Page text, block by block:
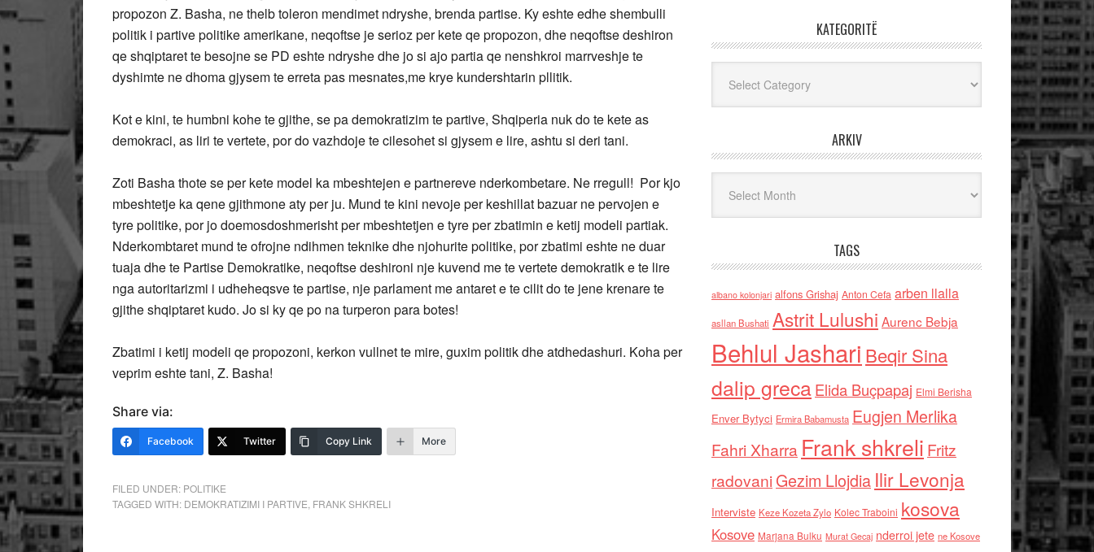
propozon Z. Basha, ne thelb toleron mendimet ndryshe, brenda partise. Ky eshte edhe shembulli
politik i partive politike amerikane, neqoftse je serioz per kete qe propozon, dhe neqoftse deshiron
qe shqiptaret te besojne se PD eshte ndryshe dhe jo si ajo partia qe nenshkroi marrveshje te
dyshimte ne dhoma gjysem te erreta pas mesnates,me krye kundershtarin pllitik.
Kot e kini, te humbni kohe te gjithe, se pa demokratizim te partive, Shqiperia nuk do te kete as
demokraci, as liri te vertete, por do vazhdoje te cilesohet si gjysem e lire, ashtu si deri tani.
Zoti Basha thote se per kete model ka mbeshtejen e partnereve nderkombetare. Ne rregull! Por kjo
mbeshtetje ka qene gjithmone aty per ju. Mund te kini nevoje per keshillat bazuar ne pervojen e
tyre politike, por jo doemosdoshmerisht per mbeshtetjen e tyre per zbatimin e ketij modeli partiak.
Nderkombtaret mund te ofrojne ndihmen teknike dhe njohurite politike, por zbatimi eshte ne duar
tuaja dhe te Partise Demokratike, neqoftse deshironi nje kuvend me te vertete demokratik e te lire
nga autoritarizmi i udheheqsve te partise, nje parlament me antaret e te cilit do te jene krenare te
gjithe shqiptaret kudo. Jo si ky qe po na turperon para botes!
Zbatimi i ketij modeli qe propozoni, kerkon vullnet te mire, guxim politik dhe atdhedashuri. Koha per
veprim eshte tani, Z. Basha!
Share via:
Facebook Twitter Copy Link More
FILED UNDER: POLITIKE
TAGGED WITH: DEMOKRATIZIMI I PARTIVE FRANK SHKRELI
KATEGORITË
ARKIV
TAGS
albano kolonjari alfons Grishaj Anton Cefa arben llalla
asllan Bushati Astrit Lulushi Aurenc Bebja
Behlul Jashari Beqir Sina
dalip grecaElida Buçpapaj Elmi Berisha
Enver Bytyci Ermira Babamusta Eugjen Merlika
Fahri Xharra Frank shkreli Fritz
radovaniGezim Llojdia Ilir Levonja
Interviste Keze Kozeta Zylo Kolec Traboini kosova
Kosove Marjana Bulku Murat Gecaj nderroi jete ne Kosove